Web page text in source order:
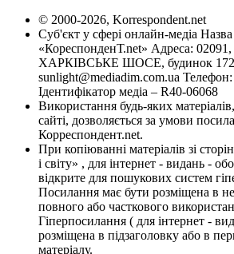
© 2000-2026, Korrespondent.net
Суб'єкт у сфері онлайн-медіа
«КореспонденТ.net» Адреса: 02091,
ХАРКІВСЬКЕ ШОСЕ, будинок 172-
sunlight@mediadim.com.ua
Ідентифікатор медіа – R40-06068
Використання будь-яких
сайті, дозволяється за умови
Корреспондент.net.
При копіюванні матеріалів зі
і світу» , для інтернет - видань -
відкрите для пошукових систем
Посилання має бути розміщена в
повного або часткового
Гіперпосилання ( для інтернет -
розміщена в підзаголовку або в
матеріалу.